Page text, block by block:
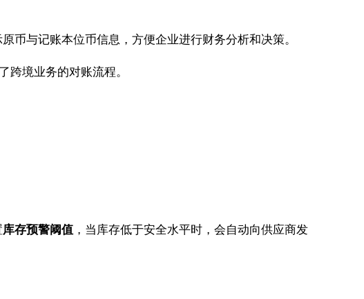
币与记账本位币信息，方便企业进行财务分析和决策。
跨境业务的对账流程。
库存预警阈值 ，当库存低于安全水平时，会自动向供应商发